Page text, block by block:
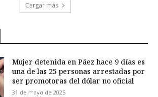
Cargar más
Mujer detenida en Páez hace 9 días es
una de las 25 personas arrestadas por
ser promotoras del dólar no oficial
31 de mayo de 2025